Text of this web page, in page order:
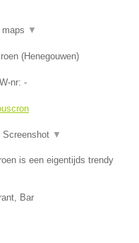
▼
(Henegouwen)
nr: -
Screenshot ▼
is een eigentijds trendy
Bar